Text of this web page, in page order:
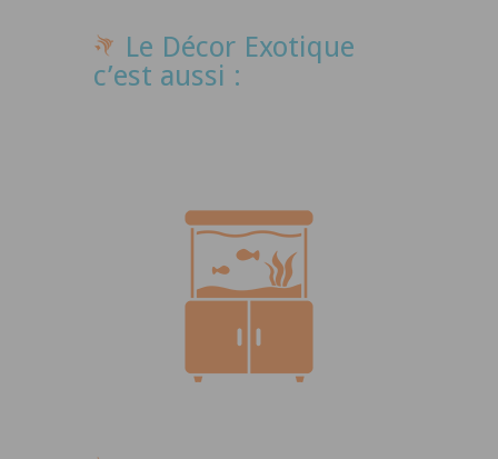
Le Décor Exotique
c’est aussi :